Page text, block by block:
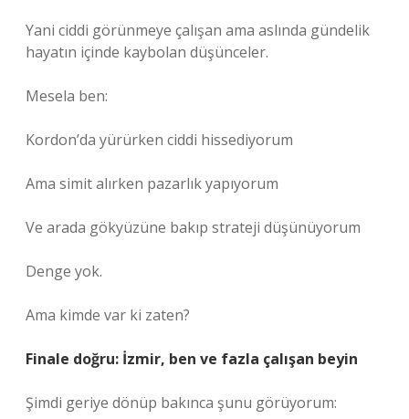
Yani ciddi görünmeye çalışan ama aslında gündelik
hayatın içinde kaybolan düşünceler.
Mesela ben:
Kordon’da yürürken ciddi hissediyorum
Ama simit alırken pazarlık yapıyorum
Ve arada gökyüzüne bakıp strateji düşünüyorum
Denge yok.
Ama kimde var ki zaten?
Finale doğru: İzmir, ben ve fazla çalışan beyin
Şimdi geriye dönüp bakınca şunu görüyorum: